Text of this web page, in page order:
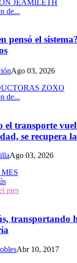
de...
pensó el
Ago 03, 2026
de...
el transporte
se recupera
Ago 03, 2026
mes
transportando
Abr 10, 2017